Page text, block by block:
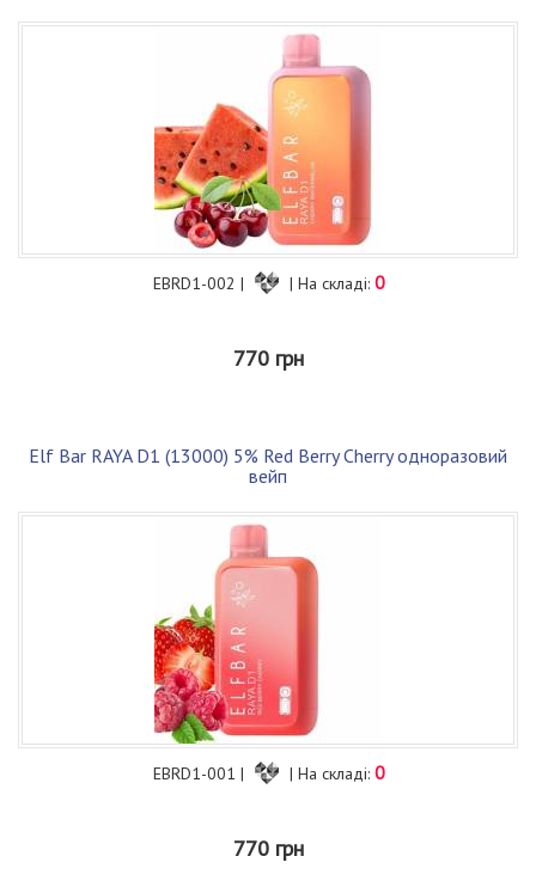
EBRD1-002 | | На складі: 0
770 грн
Elf Bar RAYA D1 (13000) 5% Red Berry Cherry одноразовий
вейп
EBRD1-001 | | На складі: 0
770 грн